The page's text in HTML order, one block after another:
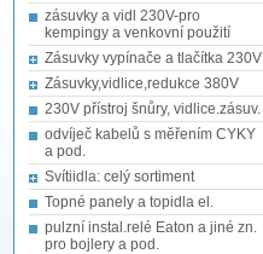
zásuvky a vidl 230V-pro
kempingy a venkovní použití
Zásuvky vypínače a tlačítka 230V
Zásuvky,vidlice,redukce 380V
230V přístroj šnůry, vidlice.zásuv.
odvíječ kabelů s měřením CYKY
a pod.
Svítiidla: celý sortiment
Topné panely a topidla el.
pulzní instal.relé Eaton a jiné zn.
pro bojlery a pod.